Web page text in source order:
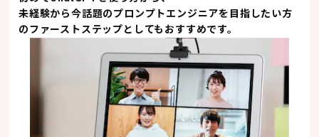
未経験から今話題のプロンプトエンジニアを目指したい方
のファーストステップとしてもおすすめです。